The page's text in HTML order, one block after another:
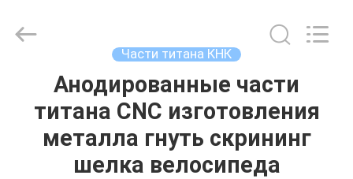
ДОМОЙ
ПРОДУКТЫ
Technology
Части титана КНК
Анодированные части
титана CNC изготовления
металла гнуть скрининг
шелка велосипеда